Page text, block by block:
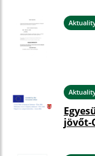
jövőt-